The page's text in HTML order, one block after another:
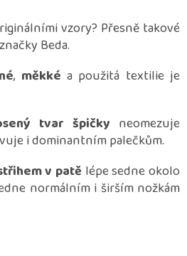
vzory? Přesně takové
Beda.
, měkké a použitá textilie je
tvar špičky neomezuje
i dominantním palečkům.
v patě lépe sedne okolo
normálním i širším nožkám